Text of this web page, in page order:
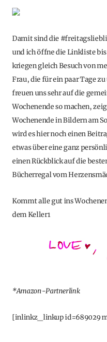
Damit sind die
und ich öffne die Linkliste
kriegen gleich Besuch von
Frau, die für ein paar Tage
freuen uns sehr auf die
Wochenende so machen,
Wochenende in Bildern am
wird es hier noch einen
etwas über eine ganz
einen Rückblick auf die
Bücherregal vom
Kommt alle gut ins
dem Keller1
*Amazon-Partnerlink
[inlinkz_linkup id=689029